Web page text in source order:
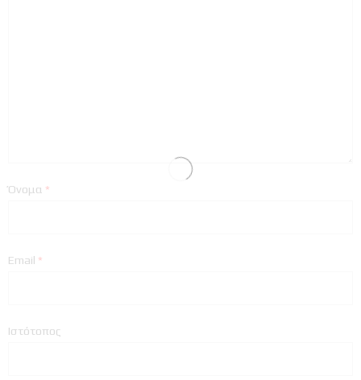
Όνομα *
Email *
Ιστότοπος